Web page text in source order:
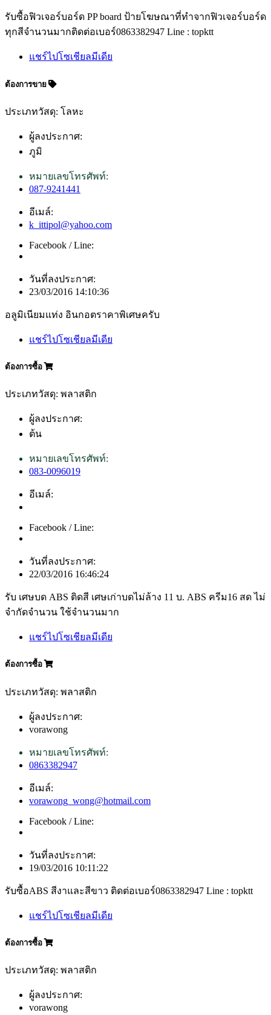
รับซื้อฟิวเจอร์บอร์ด PP board ป้ายโฆษณาที่ทำจากฟิวเจอร์บอร์ด
ทุกสีจำนวนมากติดต่อเบอร์0863382947 Line : topktt
แชร์ไปโซเชียลมีเดีย
ต้องการขาย
ประเภทวัสดุ: โลหะ
ผู้ลงประกาศ:
ภูมิ
หมายเลขโทรศัพท์:
087-9241441
อีเมล์:
k_ittipol@yahoo.com
Facebook / Line:
วันที่ลงประกาศ:
23/03/2016 14:10:36
อลูมิเนียมแท่ง อินกอตราคาพิเศษครับ
แชร์ไปโซเชียลมีเดีย
ต้องการซื้อ
ประเภทวัสดุ: พลาสติก
ผู้ลงประกาศ:
ต้น
หมายเลขโทรศัพท์:
083-0096019
อีเมล์:
Facebook / Line:
วันที่ลงประกาศ:
22/03/2016 16:46:24
รับ เศษบด ABS ติดสี เศษเก่าบดไม่ล้าง 11 บ. ABS ครีม16 สด ไม่
จำกัดจำนวน ใช้จำนวนมาก
แชร์ไปโซเชียลมีเดีย
ต้องการซื้อ
ประเภทวัสดุ: พลาสติก
ผู้ลงประกาศ:
vorawong
หมายเลขโทรศัพท์:
0863382947
อีเมล์:
vorawong_wong@hotmail.com
Facebook / Line:
วันที่ลงประกาศ:
19/03/2016 10:11:22
รับซื้อABS สีงาและสีขาว ติดต่อเบอร์0863382947 Line : topktt
แชร์ไปโซเชียลมีเดีย
ต้องการซื้อ
ประเภทวัสดุ: พลาสติก
ผู้ลงประกาศ:
vorawong